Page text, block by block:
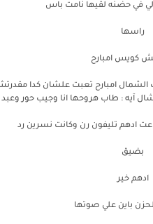
في حضنه لقيها نامت باس
راسها
كويس امبارح
امبارح تعبت علشان كدا مقدرتش
آيه : طاب هروحها انا وجيب حور وعبد
ادهم تليفون رن وكانت نسرين رد
بضيق
ادهم خير
باين علي صوتها